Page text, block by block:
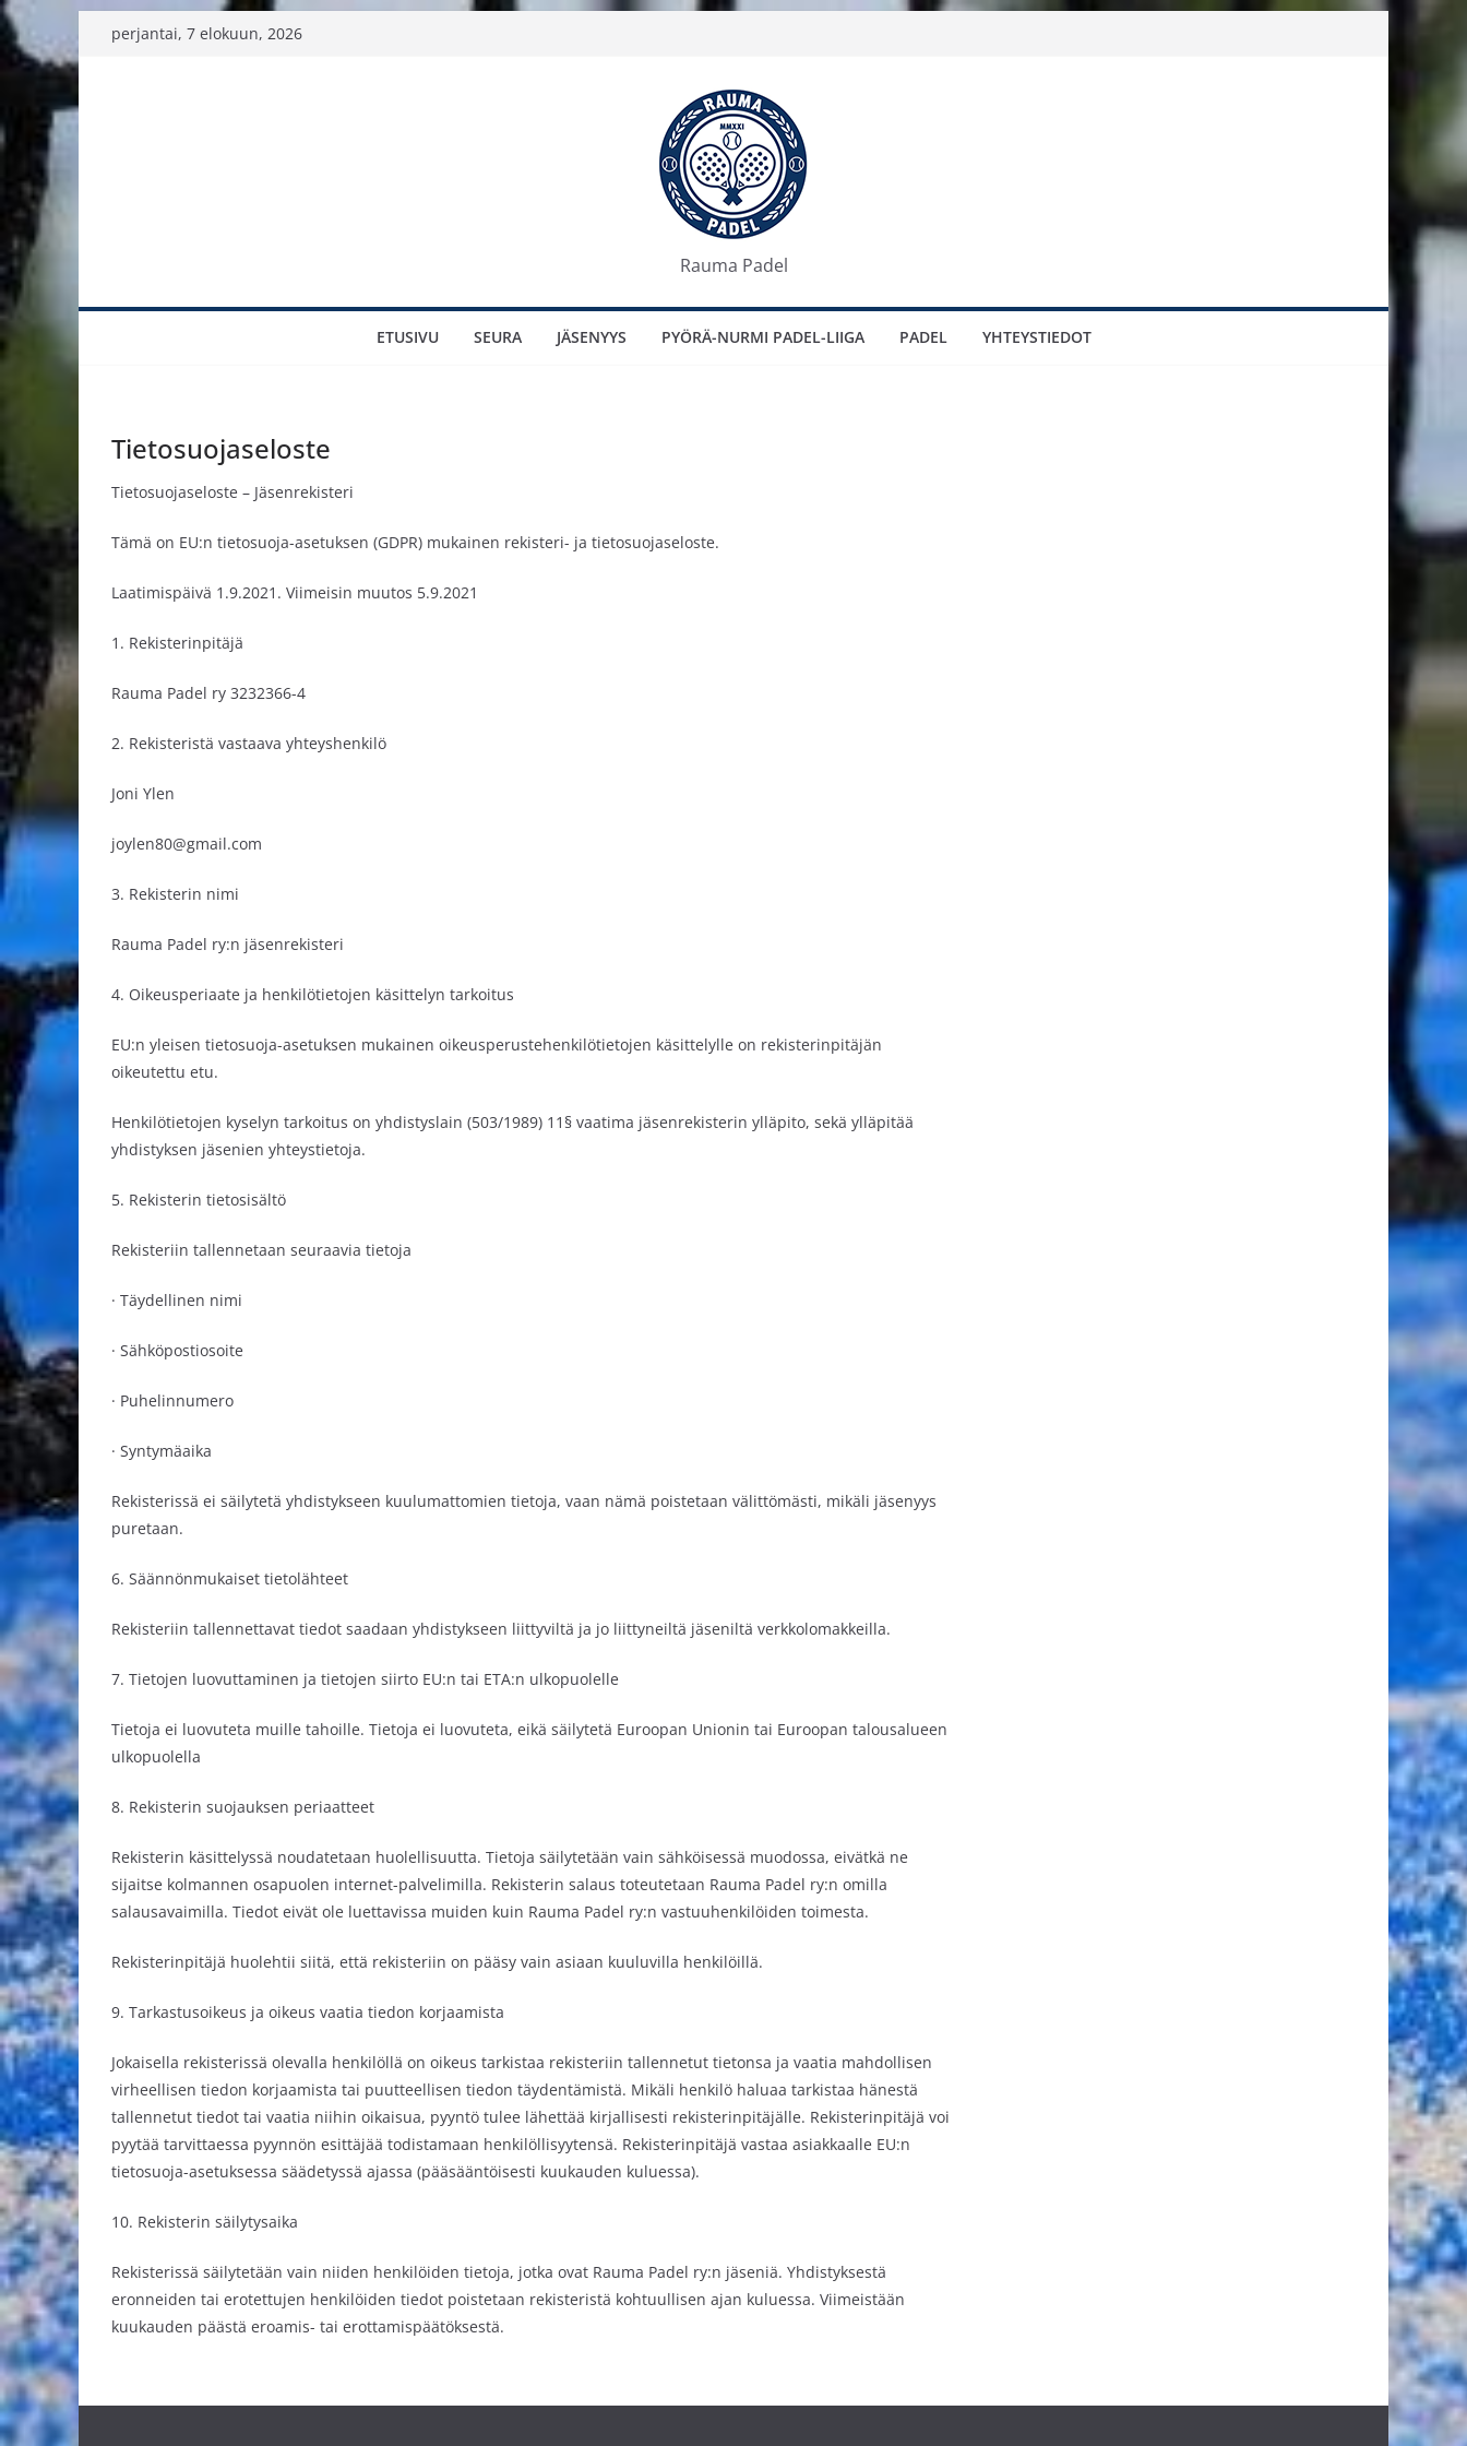
to
perjantai, 7 elokuun, 2026
Rauma Padel
ETUSIVU SEURA JÄSENYYS PYÖRÄ-NURMI PADEL-LIIGA PADEL YHTEYSTIEDOT
Tietosuojaseloste
Tietosuojaseloste – Jäsenrekisteri
Tämä on EU:n tietosuoja-asetuksen (GDPR) mukainen rekisteri- ja tietosuojaseloste.
Laatimispäivä 1.9.2021. Viimeisin muutos 5.9.2021
1. Rekisterinpitäjä
Rauma Padel ry 3232366-4
2. Rekisteristä vastaava yhteyshenkilö
Joni Ylen
joylen80@gmail.com
3. Rekisterin nimi
Rauma Padel ry:n jäsenrekisteri
4. Oikeusperiaate ja henkilötietojen käsittelyn tarkoitus
EU:n yleisen tietosuoja-asetuksen mukainen oikeusperustehenkilötietojen käsittelylle on rekisterinpitäjän
oikeutettu etu.
Henkilötietojen kyselyn tarkoitus on yhdistyslain (503/1989) 11§ vaatima jäsenrekisterin ylläpito, sekä ylläpitää
yhdistyksen jäsenien yhteystietoja.
5. Rekisterin tietosisältö
Rekisteriin tallennetaan seuraavia tietoja
· Täydellinen nimi
· Sähköpostiosoite
· Puhelinnumero
· Syntymäaika
Rekisterissä ei säilytetä yhdistykseen kuulumattomien tietoja, vaan nämä poistetaan välittömästi, mikäli jäsenyys
puretaan.
6. Säännönmukaiset tietolähteet
Rekisteriin tallennettavat tiedot saadaan yhdistykseen liittyviltä ja jo liittyneiltä jäseniltä verkkolomakkeilla.
7. Tietojen luovuttaminen ja tietojen siirto EU:n tai ETA:n ulkopuolelle
Tietoja ei luovuteta muille tahoille. Tietoja ei luovuteta, eikä säilytetä Euroopan Unionin tai Euroopan talousalueen
ulkopuolella
8. Rekisterin suojauksen periaatteet
Rekisterin käsittelyssä noudatetaan huolellisuutta. Tietoja säilytetään vain sähköisessä muodossa, eivätkä ne
sijaitse kolmannen osapuolen internet-palvelimilla. Rekisterin salaus toteutetaan Rauma Padel ry:n omilla
salausavaimilla. Tiedot eivät ole luettavissa muiden kuin Rauma Padel ry:n vastuuhenkilöiden toimesta.
Rekisterinpitäjä huolehtii siitä, että rekisteriin on pääsy vain asiaan kuuluvilla henkilöillä.
9. Tarkastusoikeus ja oikeus vaatia tiedon korjaamista
Jokaisella rekisterissä olevalla henkilöllä on oikeus tarkistaa rekisteriin tallennetut tietonsa ja vaatia mahdollisen
virheellisen tiedon korjaamista tai puutteellisen tiedon täydentämistä. Mikäli henkilö haluaa tarkistaa hänestä
tallennetut tiedot tai vaatia niihin oikaisua, pyyntö tulee lähettää kirjallisesti rekisterinpitäjälle. Rekisterinpitäjä voi
pyytää tarvittaessa pyynnön esittäjää todistamaan henkilöllisyytensä. Rekisterinpitäjä vastaa asiakkaalle EU:n
tietosuoja-asetuksessa säädetyssä ajassa (pääsääntöisesti kuukauden kuluessa).
10. Rekisterin säilytysaika
Rekisterissä säilytetään vain niiden henkilöiden tietoja, jotka ovat Rauma Padel ry:n jäseniä. Yhdistyksestä
eronneiden tai erotettujen henkilöiden tiedot poistetaan rekisteristä kohtuullisen ajan kuluessa. Viimeistään
kuukauden päästä eroamis- tai erottamispäätöksestä.